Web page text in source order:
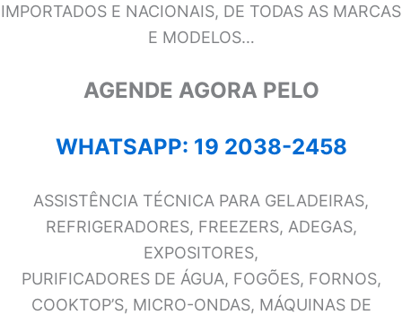
IMPORTADOS E NACIONAIS, DE TODAS AS MARCAS
E MODELOS…
AGENDE AGORA PELO
WHATSAPP: 19 2038-2458
ASSISTÊNCIA TÉCNICA PARA GELADEIRAS,
REFRIGERADORES, FREEZERS, ADEGAS,
EXPOSITORES,
PURIFICADORES DE ÁGUA, FOGÕES, FORNOS,
COOKTOP’S, MICRO-ONDAS, MÁQUINAS DE